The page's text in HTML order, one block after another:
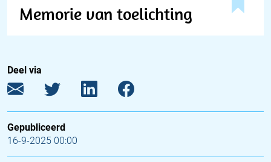
Memorie van toelichting
Deel via
Gepubliceerd
16-9-2025 00:00